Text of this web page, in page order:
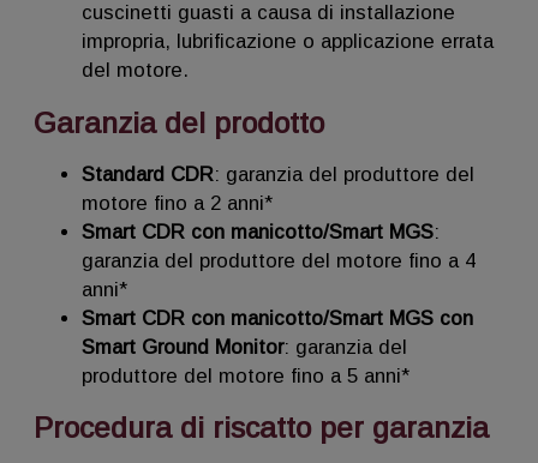
cuscinetti guasti a causa di installazione
impropria, lubrificazione o applicazione errata
del motore.
Garanzia del prodotto
Standard CDR: garanzia del produttore del
motore fino a 2 anni*
Smart CDR con manicotto/Smart MGS:
garanzia del produttore del motore fino a 4
anni*
Smart CDR con manicotto/Smart MGS con
Smart Ground Monitor: garanzia del
produttore del motore fino a 5 anni*
Procedura di riscatto per garanzia